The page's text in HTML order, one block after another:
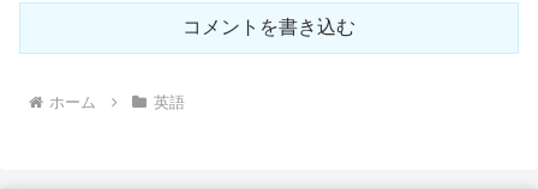
コメントを書き込む
ホーム 英語